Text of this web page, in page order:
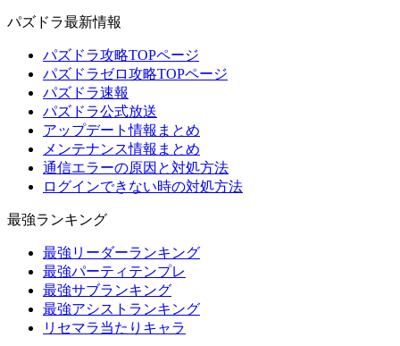
パズドラ最新情報
パズドラ攻略TOPページ
パズドラゼロ攻略TOPページ
パズドラ速報
パズドラ公式放送
アップデート情報まとめ
メンテナンス情報まとめ
通信エラーの原因と対処方法
ログインできない時の対処方法
最強ランキング
最強リーダーランキング
最強パーティテンプレ
最強サブランキング
最強アシストランキング
リセマラ当たりキャラ